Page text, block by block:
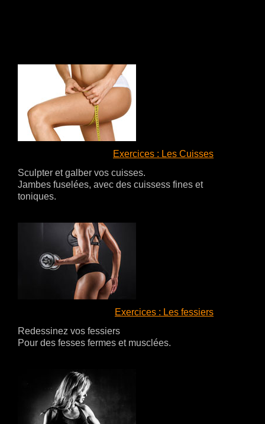
Exercices : Les Cuisses
Sculpter et galber vos cuisses.
Jambes fuselées, avec des cuissess fines et
toniques.
Exercices : Les fessiers
Redessinez vos fessiers
Pour des fesses fermes et musclées.